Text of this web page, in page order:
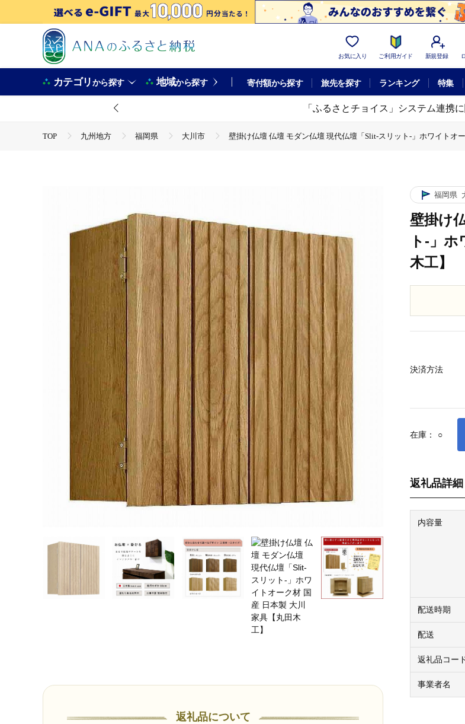
お気に入り ご利用ガイド 新規登録
カテゴリから探す 地域から探す 寄付額から探す 旅先を探す ランキング 特集
「ふるさとチョイス」システム連携
TOP 九州地方 福岡県 大川市 壁掛け仏壇 仏壇 モダン仏壇 現代仏壇「Slit-スリット-」ホワイトオ
返礼品について
福岡県
壁掛け
ト-」
木工】
在庫： ○
返礼品詳
内容量
配送時期
配送
返礼品コー
事業者名
決済方法